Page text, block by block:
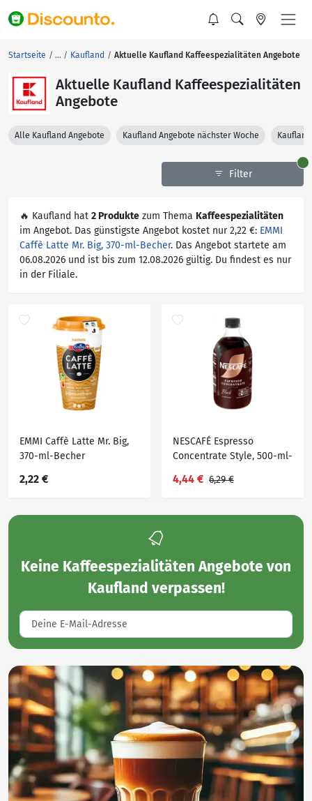
Startseite Kaufland Aktuelle Kaufland Kaffeespezialitäten Angebote
Aktuelle Kaufland Kaffeespezialitäten
Angebote
Alle Kaufland Angebote Kaufland Angebote nächster Woche
Filter
🔥 Kaufland hat 2 Produkte zum Thema Kaffeespezialitäten
im Angebot. Das günstigste Angebot kostet nur 2,22 €: EMMI
Caffè Latte Mr. Big, 370-ml-Becher. Das Angebot startete am
06.08.2026 und ist bis zum 12.08.2026 gültig. Du findest es nur
in der Filiale.
EMMI Caffè Latte Mr. Big,
370-ml-Becher
2,22 €
NESCAFÉ Espresso
Concentrate Style, 500-ml-
4,44 € 6,29 €
Keine Kaffeespezialitäten Angebote von
Kaufland verpassen!